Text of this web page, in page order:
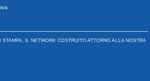
IL NETWORK COSTRUITO ATTORNO ALLA NOSTRA